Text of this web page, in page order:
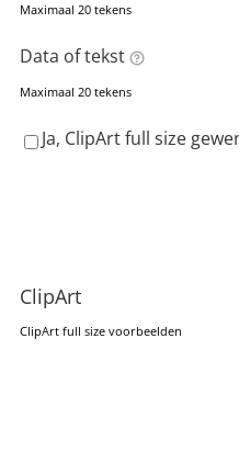
Maximaal 20 tekens
Data of tekst
Maximaal 20 tekens
Ja, ClipArt full size
ClipArt
ClipArt full size voorbeelden